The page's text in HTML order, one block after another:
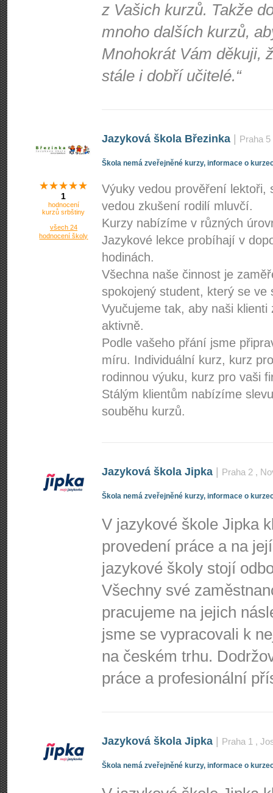
z Vašich kurzů. Takže
mnoho dalších kurzů,
Mnohokrát Vám děkuji,
stále i dobří učitelé.“
Jazyková škola Březinka Praha 5
Škola nemá zveřejněné kurzy, informace o
1
hodnocení
kurzů srbštiny
všech 24
hodnocení školy
Výuky vedou prověření lektoři,
vedou zkušení rodilí mluvčí.
Kurzy nabízíme v různých
Jazykové lekce probíhají v
hodinách.
Všechna naše činnost je
spokojený student, který se
Vyučujeme tak, aby naši
aktivně.
Podle vašeho přání jsme
míru. Individuální kurz, kurz
rodinnou výuku, kurz pro vaši
Stálým klientům nabízíme
souběhu kurzů.
Jazyková škola Jipka Praha 2 ,
Škola nemá zveřejněné kurzy, informace o
V jazykové škole Jipka
provedení práce a na
jazykové školy stojí
Všechny své
pracujeme na jejich
jsme se vypracovali k
na českém trhu.
práce a profesionální
Jazyková škola Jipka Praha 1 ,
Škola nemá zveřejněné kurzy, informace o